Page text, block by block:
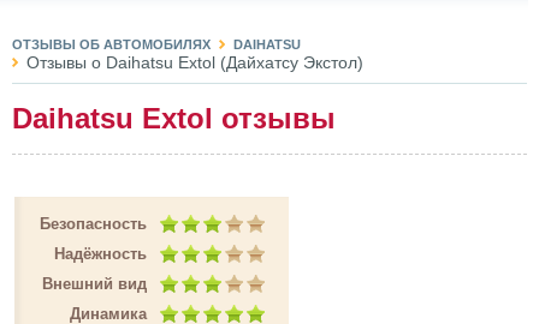
ОТЗЫВЫ ОБ АВТОМОБИЛЯХ DAIHATSU
Отзывы о Daihatsu Extol (Дайхатсу Экстол)
Daihatsu Extol отзывы
Безопасность
Надёжность
Внешний вид
Динамика